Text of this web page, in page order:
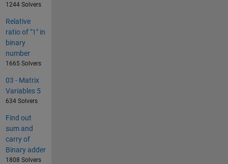
1244 Solvers
Relative
ratio of "1" in
binary
number
1665 Solvers
03 - Matrix
Variables 5
634 Solvers
Find out
sum and
carry of
Binary adder
1808 Solvers